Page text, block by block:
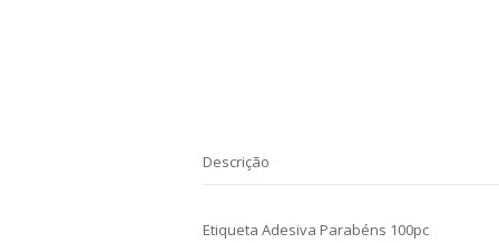
Descrição
Etiqueta Adesiva Parabéns 100pc